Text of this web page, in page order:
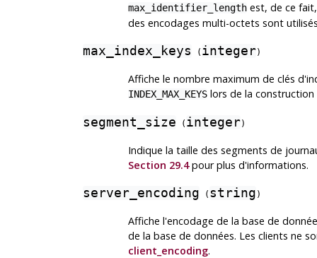
max_identifier_lengthest, de ce
des encodages multi-octets sont
max_index_keys ( integer)
Affiche le nombre maximum de clés
INDEX_MAX_KEYSlors de la construction
segment_size ( integer)
Indique la taille des segments de
Section 29.4pour plus d'informations.
server_encoding ( string )
Affiche l'encodage de la base de
de la base de données. Les clients ne
client_encoding.